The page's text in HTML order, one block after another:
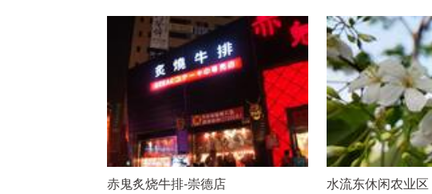
赤鬼炙烧牛排-崇德店 水流东休闲农业区